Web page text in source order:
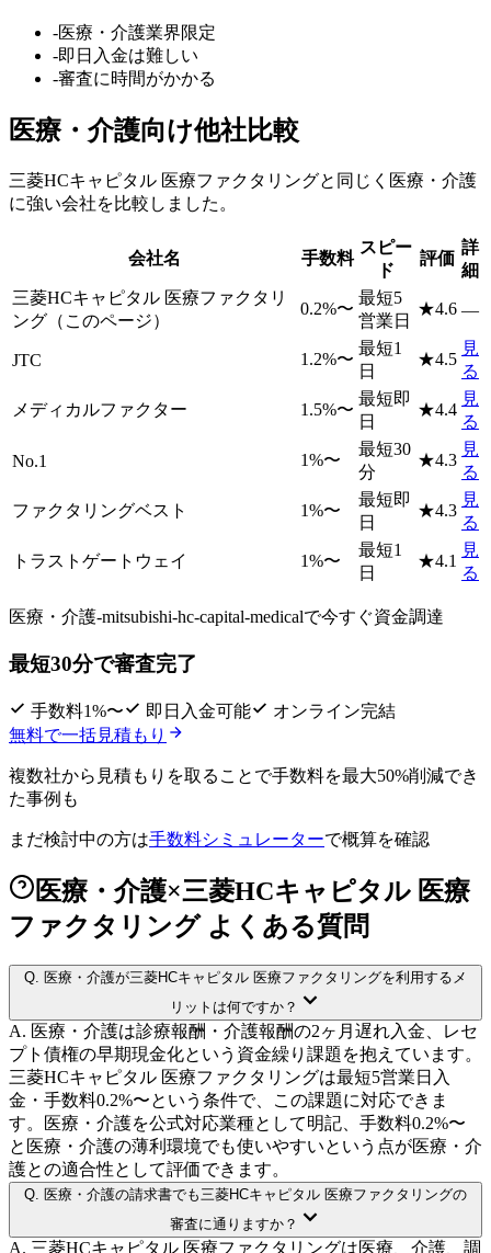
-医療・介護業界限定
-即日入金は難しい
-審査に時間がかかる
医療・介護向け他社比較
三菱HCキャピタル 医療ファクタリングと同じく 医療・介護
に強い会社を比較しました。
会社名 手数料
スピー
ド
評価
詳
細
三菱HCキャピタル 医療ファクタリ
ング （このページ）
0.2%〜
最短5
営業日
★4.6 —
JTC 1.2%〜
最短1
日
★4.5
見
る
メディカルファクター 1.5%〜
最短即
日
★4.4
見
る
No.1 1%〜
最短30
分
★4.3
見
る
ファクタリングベスト 1%〜
最短即
日
★4.3
見
る
トラストゲートウェイ 1%〜
最短1
日
★4.1
見
る
医療・介護-mitsubishi-hc-capital-medicalで今すぐ資金調達
最短30分で審査完了
手数料1%〜 即日入金可能
オンライン完結
無料で一括見積もり
複数社から見積もりを取ることで手数料を最大50%削減でき
た事例も
まだ検討中の方は手数料シミュレーターで概算を確認
医療・介護×三菱HCキャピタル 医療
ファクタリング よくある質問
Q. 医療・介護が三菱HCキャピタル 医療ファクタリングを利用するメ
リットは何ですか？
A. 医療・介護は診療報酬・介護報酬の2ヶ月遅れ入金、レセ
プト債権の早期現金化という資金繰り課題を抱えています。
三菱HCキャピタル 医療ファクタリングは最短5営業日入
金・手数料0.2%〜という条件で、この課題に対応できま
す。医療・介護を公式対応業種として明記、手数料0.2%〜
と医療・介護の薄利環境でも使いやすいという点が医療・介
護との適合性として評価できます。
Q. 医療・介護の請求書でも三菱HCキャピタル 医療ファクタリングの
審査に通りますか？
A. 三菱HCキャピタル 医療ファクタリングは医療、介護、調